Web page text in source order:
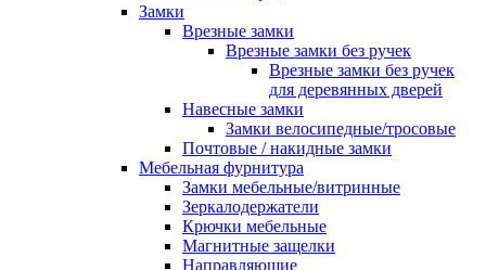
Замки
Врезные замки
Врезные замки без ручек
Врезные замки без ручек
для деревянных дверей
Навесные замки
Замки велосипедные/тросовые
Почтовые / накидные замки
Мебельная фурнитура
Замки мебельные/витринные
Зеркалодержатели
Крючки мебельные
Магнитные защелки
Направляющие